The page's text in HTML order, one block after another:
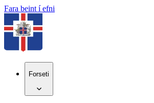
Fara beint í efni
Forseti